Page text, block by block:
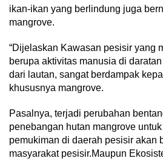
ikan-ikan yang berlindung juga
mangrove.
“Dijelaskan Kawasan pesisir yang
berupa aktivitas manusia di
dari lautan, sangat berdampak
khususnya mangrove.
Pasalnya, terjadi perubahan
penebangan hutan mangrove
pemukiman di daerah pesisir akan
masyarakat pesisir.Maupun